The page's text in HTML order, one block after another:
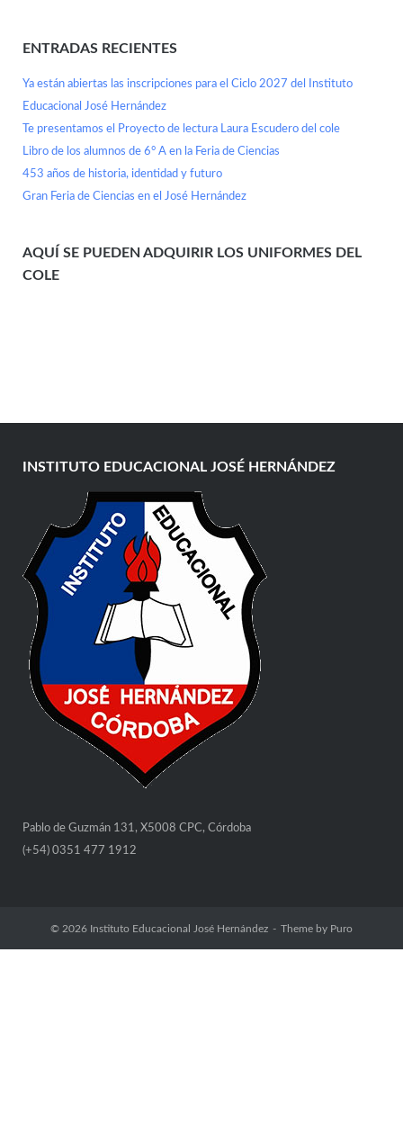
ENTRADAS RECIENTES
Ya están abiertas las inscripciones para el Ciclo 2027 del Instituto
Educacional José Hernández
Te presentamos el Proyecto de lectura Laura Escudero del cole
Libro de los alumnos de 6° A en la Feria de Ciencias
453 años de historia, identidad y futuro
Gran Feria de Ciencias en el José Hernández
AQUÍ SE PUEDEN ADQUIRIR LOS UNIFORMES DEL
COLE
INSTITUTO EDUCACIONAL JOSÉ HERNÁNDEZ
Pablo de Guzmán 131, X5008 CPC, Córdoba
(+54) 0351 477 1912
© 2026 Instituto Educacional José Hernández Theme by Puro